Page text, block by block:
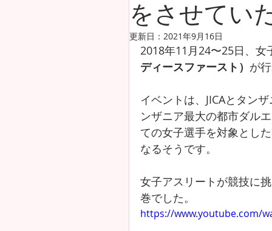
をさせてい
更新日： 2021年9月16日
2018年11月24〜25日、
ディースファースト） が
イベントは、JICAとタン
ンザニア最大の都市ダル
ての女子選手を対象とし
なるそうです。​
女子アスリートが競技に
巻でした。
https://www.youtube.com/